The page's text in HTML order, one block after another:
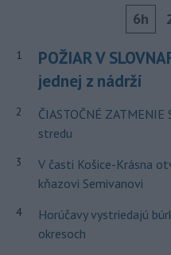
6h
1
POŽIAR V
jednej z nádrží
2
ČIASTOČNÉ
stredu
3
V časti Košice-Krásna
kňazovi Semivanovi
4
Horúčavy vystriedajú
okresoch